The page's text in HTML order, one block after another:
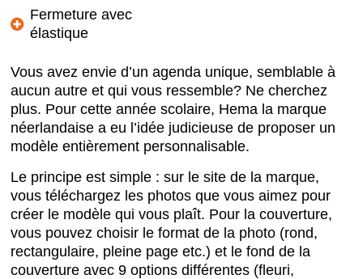
Fermeture avec
élastique
Vous avez envie d’un agenda unique, semblable à
aucun autre et qui vous ressemble? Ne cherchez
plus. Pour cette année scolaire, Hema la marque
néerlandaise a eu l’idée judicieuse de proposer un
modèle entièrement personnalisable.
Le principe est simple : sur le site de la marque,
vous téléchargez les photos que vous aimez pour
créer le modèle qui vous plaît. Pour la couverture,
vous pouvez choisir le format de la photo (rond,
rectangulaire, pleine page etc.) et le fond de la
couverture avec 9 options différentes (fleuri,